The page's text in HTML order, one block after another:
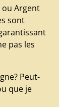
ou Argent
sont
pas les
Peut-
que je